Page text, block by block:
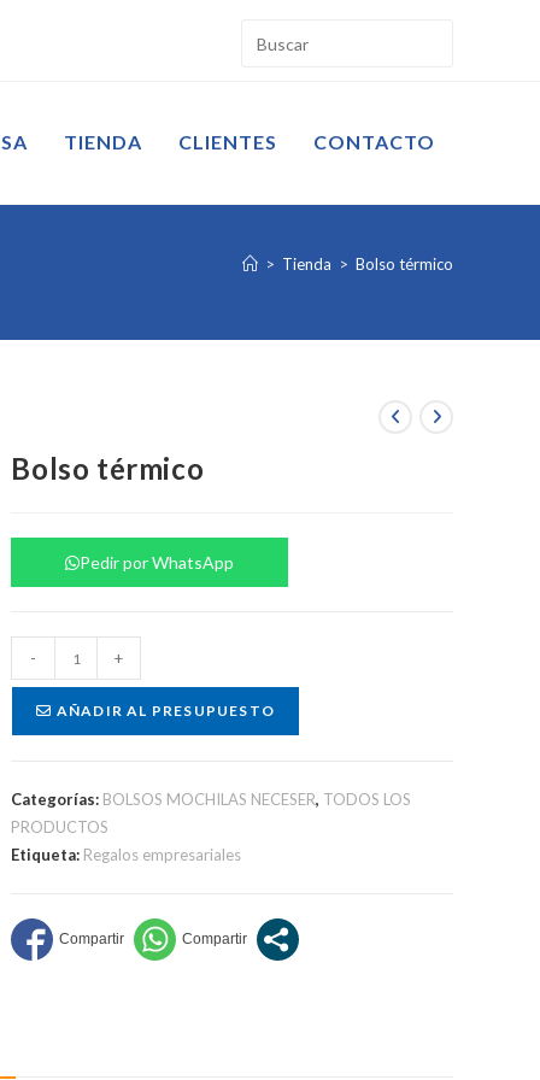
TIENDA CLIENTES CONTACTO
> Tienda > Bolso térmico
Bolso térmico
Pedir por WhatsApp
térmico
cantidad
- +
AÑADIR AL PRESUPUESTO
Categorías: BOLSOS MOCHILAS NECESER, TODOS LOS
PRODUCTOS
Etiqueta: Regalos empresariales